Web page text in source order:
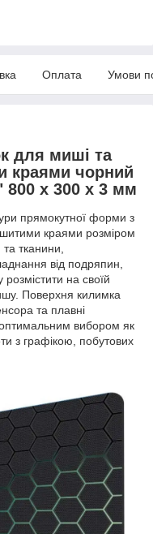
Оплата Умови
для миші та
краями чорний
800 х 300 х 3 мм
прямокутної форми з
краями розміром
тканини,
від подряпин,
на своїй
Поверхня килимка
та плавні
вибором як
з графікою, побутових